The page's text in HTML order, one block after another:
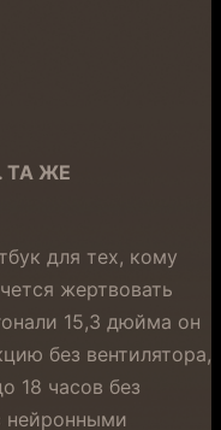
ТА ЖЕ
для тех, кому
жертвовать
15,3 дюйма он
без вентилятора,
18 часов без
нейронными